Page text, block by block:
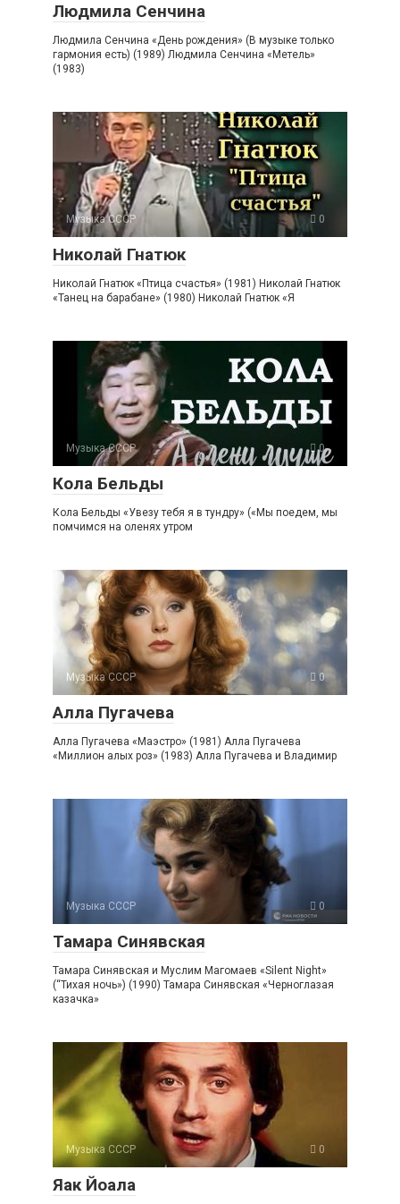
Людмила Сенчина
Людмила Сенчина «День рождения» (В музыке только
гармония есть) (1989) Людмила Сенчина «Метель»
(1983)
Музыка СССР 0
Николай Гнатюк
Николай Гнатюк «Птица счастья» (1981) Николай Гнатюк
«Танец на барабане» (1980) Николай Гнатюк «Я
Музыка СССР 0
Кола Бельды
Кола Бельды «Увезу тебя я в тундру» («Мы поедем, мы
помчимся на оленях утром
Музыка СССР 0
Алла Пугачева
Алла Пугачева «Маэстро» (1981) Алла Пугачева
«Миллион алых роз» (1983) Алла Пугачева и Владимир
Музыка СССР 0
Тамара Синявская
Тамара Синявская и Муслим Магомаев «Silent Night»
(“Тихая ночь») (1990) Тамара Синявская «Черноглазая
казачка»
Музыка СССР 0
Яак Йоала